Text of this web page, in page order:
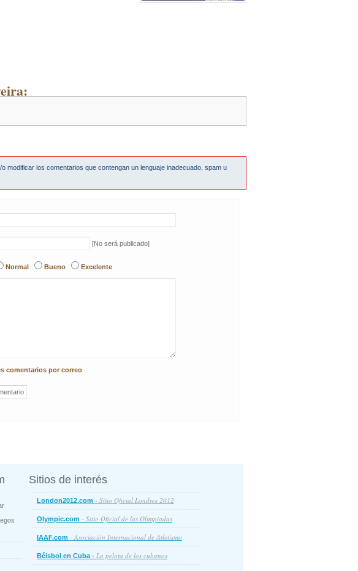
modificar los comentarios que contengan un lenguaje inadecuado, spam u
[No será publicado]
Normal Bueno Excelente
comentarios por correo
Sitios de interés
London2012.com - Sitio Oficial Londres 2012
Olympic.com - Sitio Oficial de las Olimpiadas
IAAF.com - Asociación Internacional de Atletismo
Béisbol en Cuba- La pelota de los cubanos